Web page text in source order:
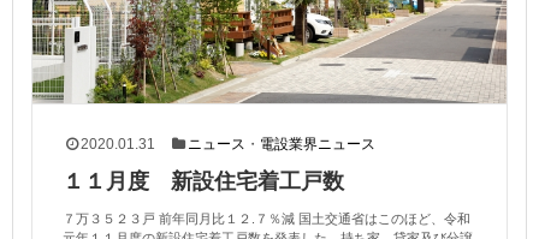
2020.01.31 ニュース ・ 電設業界ニュース
１１月度 新設住宅着工戸数
７万３５２３戸 前年同月比１２.７％減 国土交通省はこのほど、令和